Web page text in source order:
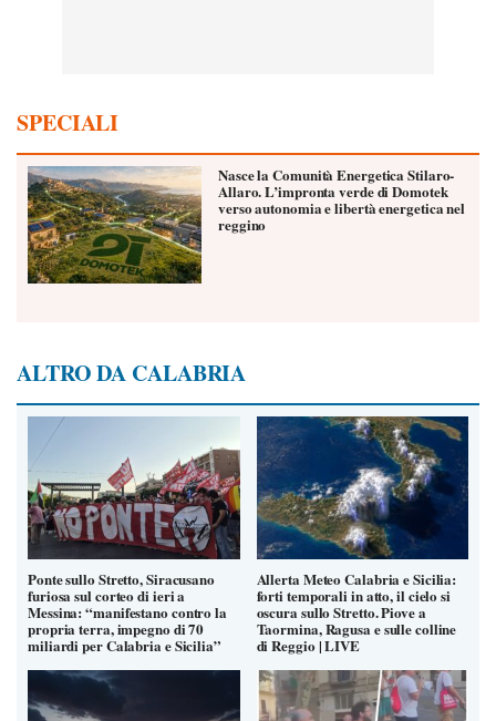
SPECIALI
Nasce la Comunità Energetica Stilaro-
Allaro. L’impronta verde di Domotek
verso autonomia e libertà energetica nel
reggino
ALTRO DA CALABRIA
Ponte sullo Stretto, Siracusano
furiosa sul corteo di ieri a
Messina: “manifestano contro la
propria terra, impegno di 70
miliardi per Calabria e Sicilia”
Allerta Meteo Calabria e Sicilia:
forti temporali in atto, il cielo si
oscura sullo Stretto. Piove a
Taormina, Ragusa e sulle colline
di Reggio | LIVE